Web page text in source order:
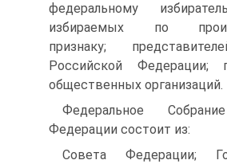
федеральному
избираемых по
признаку;
Российской Федерации;
общественных организаций.
Федеральное
Федерации состоит из:
Совета Федерации;